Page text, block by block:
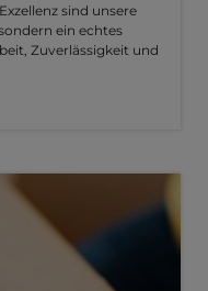
sind unsere
ein echtes
Zuverlässigkeit und